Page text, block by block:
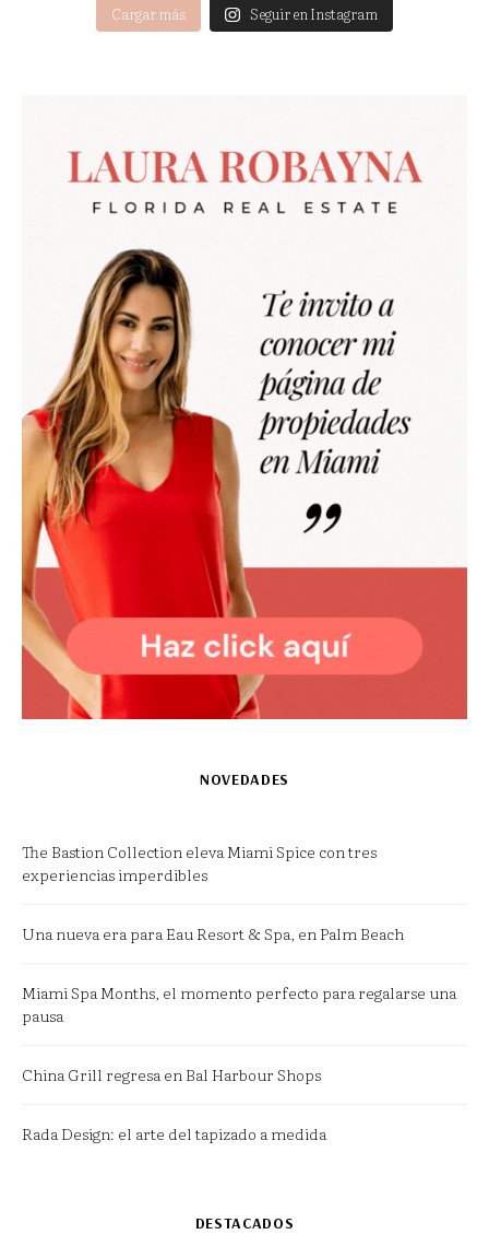
Cargar más Seguir en Instagram
NOVEDADES
The Bastion Collection eleva Miami Spice con tres
experiencias imperdibles
Una nueva era para Eau Resort & Spa, en Palm Beach
Miami Spa Months, el momento perfecto para regalarse una
pausa
China Grill regresa en Bal Harbour Shops
Rada Design: el arte del tapizado a medida
DESTACADOS